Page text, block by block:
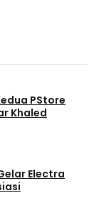
PStore
Khaled
Electra